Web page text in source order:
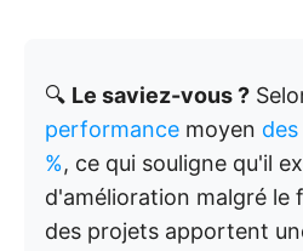
🔍 Le saviez-vous ?
performance moyen
%, ce qui souligne qu'il
d'amélioration malgré le
des projets apportent